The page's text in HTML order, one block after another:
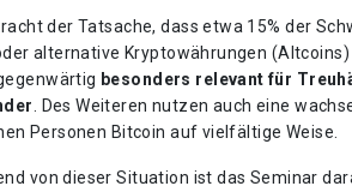
der Tatsache, dass etwa 15% der
alternative Kryptowährungen
besonders relevant für
. Des Weiteren nutzen auch eine
Personen Bitcoin auf vielfältige Weise.
von dieser Situation ist das Seminar